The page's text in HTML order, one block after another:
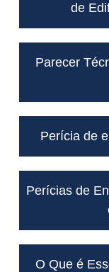
de
Parecer
Perícia de
Perícias de
O Que é